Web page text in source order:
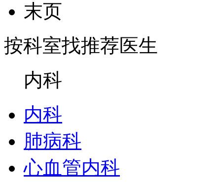
末页
按科室找推荐医生
内科
内科
肺病科
心血管内科